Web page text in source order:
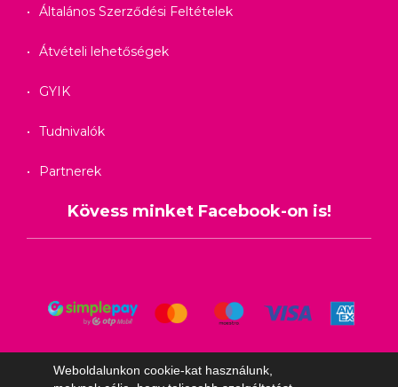
Általános Szerződési Feltételek
Átvételi lehetőségek
GYIK
Tudnivalók
Partnerek
Kövess minket Facebook-on is!
Weboldalunkon cookie-kat használunk,